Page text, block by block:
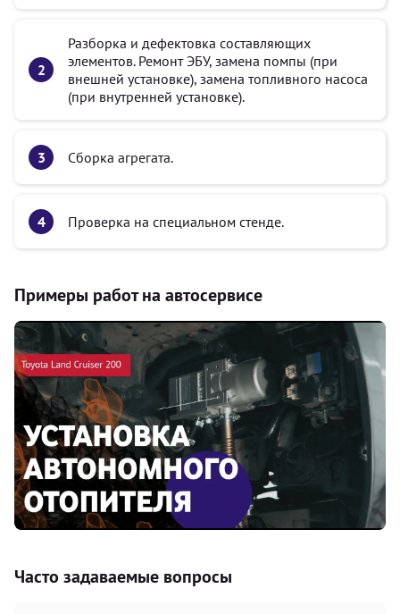
Разборка и дефектовка составляющих
элементов. Ремонт ЭБУ, замена помпы (при
внешней установке), замена топливного насоса
(при внутренней установке).
Сборка агрегата.
Проверка на специальном стенде.
Примеры работ на автосервисе
Часто задаваемые вопросы